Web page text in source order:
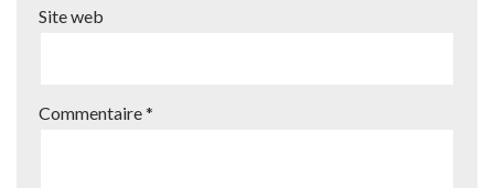
Site web
Commentaire*